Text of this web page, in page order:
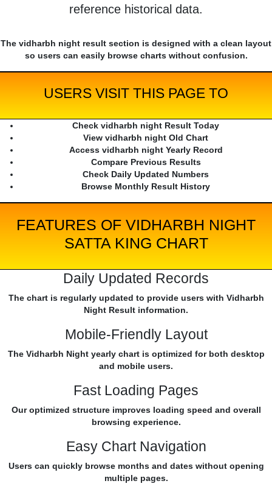
reference historical data.
The vidharbh night result section is designed with a clean layout
so users can easily browse charts without confusion.
USERS VISIT THIS PAGE TO
Check vidharbh night Result Today
View vidharbh night Old Chart
Access vidharbh night Yearly Record
Compare Previous Results
Check Daily Updated Numbers
Browse Monthly Result History
FEATURES OF VIDHARBH NIGHT
SATTA KING CHART
Daily Updated Records
The chart is regularly updated to provide users with Vidharbh
Night Result information.
Mobile-Friendly Layout
The Vidharbh Night yearly chart is optimized for both desktop
and mobile users.
Fast Loading Pages
Our optimized structure improves loading speed and overall
browsing experience.
Easy Chart Navigation
Users can quickly browse months and dates without opening
multiple pages.